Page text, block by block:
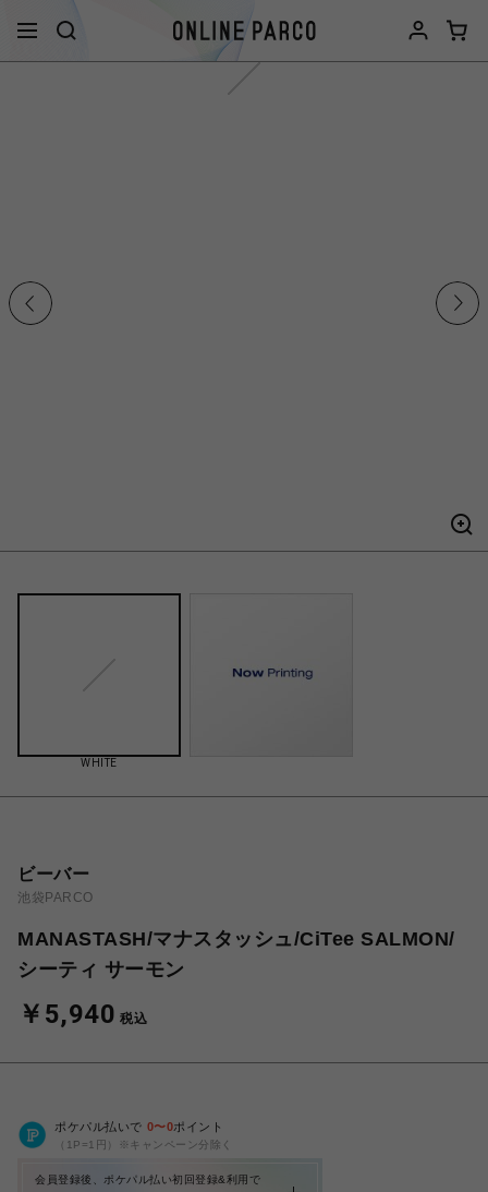
WHITE
ビーバー
池袋PARCO
MANASTASH/マナスタッシュ/CiTee SALMON/
シーティ サーモン
￥5,940 税込
ポケパル払いで 0〜0ポイント
（1P=1円）※キャンペーン分除く
会員登録後、ポケパル払い初回登録&利用で